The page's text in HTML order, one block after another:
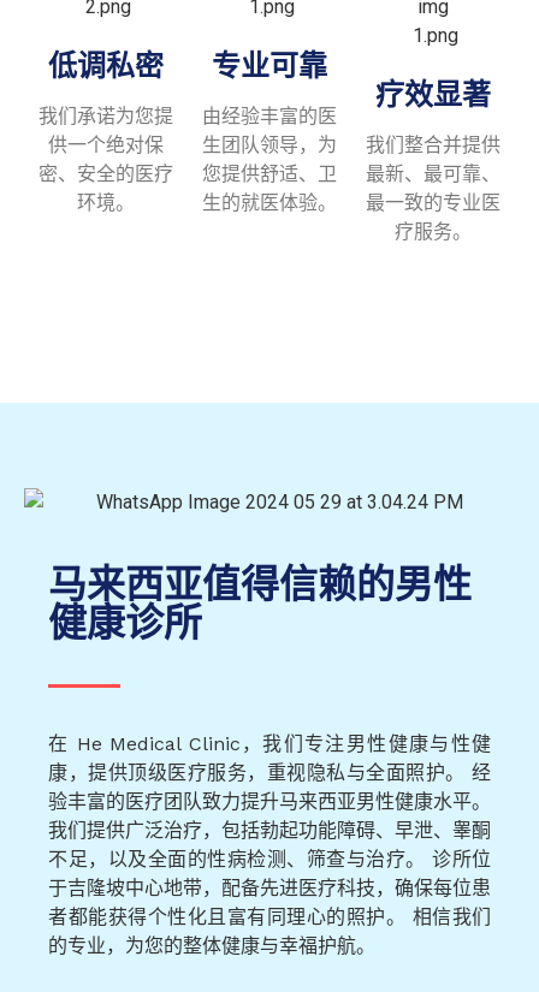
低调私密
我们承诺为您提
供一个绝对保
密、安全的医疗
环境。
专业可靠
由经验丰富的医
生团队领导，为
您提供舒适、卫
生的就医体验。
疗效显著
我们整合并提供
最新、最可靠、
最一致的专业医
疗服务。
马来西亚值得信赖的男性
健康诊所
在 He Medical Clinic，我们专注男性健康与性健
康，提供顶级医疗服务，重视隐私与全面照护。 经
验丰富的医疗团队致力提升马来西亚男性健康水平。
我们提供广泛治疗，包括勃起功能障碍、早泄、睾酮
不足，以及全面的性病检测、筛查与治疗。 诊所位
于吉隆坡中心地带，配备先进医疗科技，确保每位患
者都能获得个性化且富有同理心的照护。 相信我们
的专业，为您的整体健康与幸福护航。